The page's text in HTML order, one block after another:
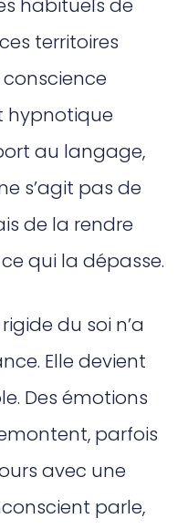
habituels de
territoires
conscience
hypnotique
au langage,
s’agit pas de
de la rendre
qui la dépasse.
du soi n’a
Elle devient
Des émotions
parfois
avec une
parle,